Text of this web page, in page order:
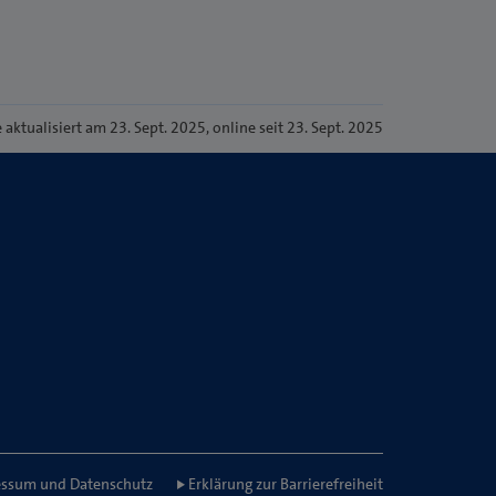
aktualisiert am 23. Sept. 2025, online seit 23. Sept. 2025
und Datenschutz Erklärung zur Barrierefreiheit